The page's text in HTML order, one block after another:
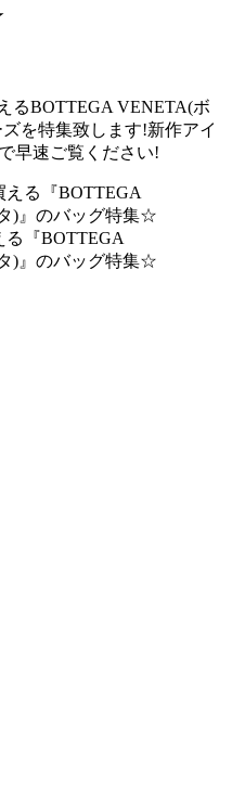
るBOTTEGA VENETA(ボ
を特集致します!新作アイ
早速ご覧ください!
る『BOTTEGA
)』のバッグ特集☆